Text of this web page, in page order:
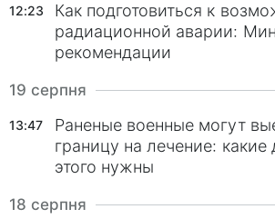
12:23
Как подготовиться к
радиационной аварии:
рекомендации
19 серпня
13:47
Раненые военные могут
границу на лечение:
этого нужны
18 серпня